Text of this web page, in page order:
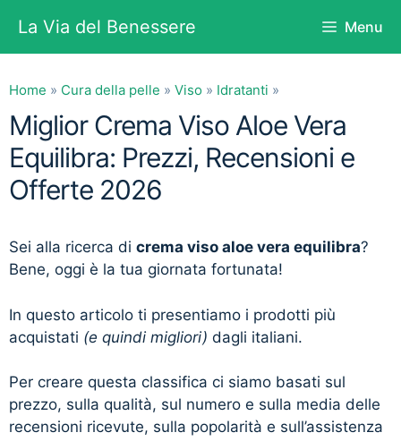
contenuto
La Via del Benessere Menu
Home » Cura della pelle » Viso » Idratanti »
Miglior Crema Viso Aloe Vera
Equilibra: Prezzi, Recensioni e
Offerte 2026
Sei alla ricerca di crema viso aloe vera equilibra?
Bene, oggi è la tua giornata fortunata!
In questo articolo ti presentiamo i prodotti più
acquistati (e quindi migliori) dagli italiani.
Per creare questa classifica ci siamo basati sul
prezzo, sulla qualità, sul numero e sulla media delle
recensioni ricevute, sulla popolarità e sull’assistenza